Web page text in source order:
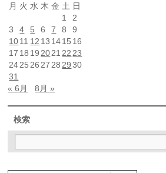
月 火 水 木 金 土 日
1
2
3
4 5 6 7 8
9
1011 12 13 1415 16
17 18 19 2021 22 23
2425 26 27 28 29 30
31
« 6月
8月 »
検索